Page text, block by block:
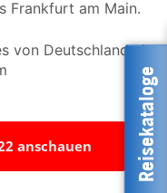
Frankfurt am Main.
von Deutschland ab
Reisekataloge